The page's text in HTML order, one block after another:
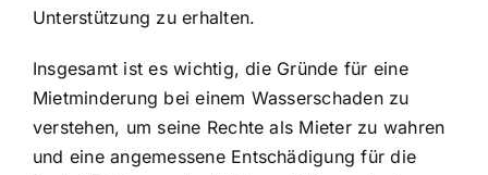
Unterstützung zu erhalten.
Insgesamt ist es wichtig, die Gründe für eine
Mietminderung bei einem Wasserschaden zu
verstehen, um seine Rechte als Mieter zu wahren
und eine angemessene Entschädigung für die